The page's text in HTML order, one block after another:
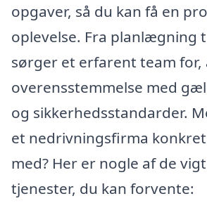
opgaver, så du kan få en
oplevelse. Fra planlægning
sørger et erfarent team
overensstemmelse med
og sikkerhedsstandarder.
et nedrivningsfirma
med? Her er nogle af de
tjenester, du kan forvente: